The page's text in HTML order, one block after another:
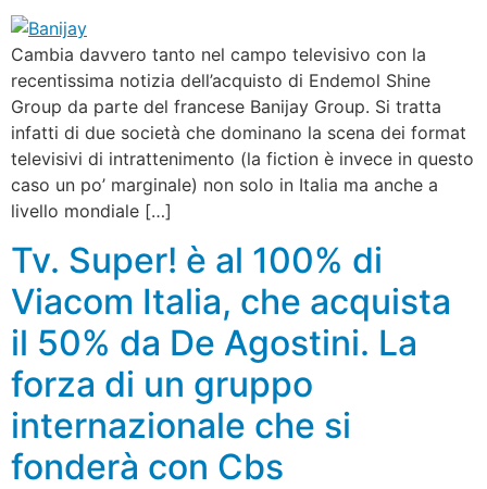
Cambia davvero tanto nel campo televisivo con la
recentissima notizia dell’acquisto di Endemol Shine
Group da parte del francese Banijay Group. Si tratta
infatti di due società che dominano la scena dei format
televisivi di intrattenimento (la fiction è invece in questo
caso un po’ marginale) non solo in Italia ma anche a
livello mondiale […]
Tv. Super! è al 100% di
Viacom Italia, che acquista
il 50% da De Agostini. La
forza di un gruppo
internazionale che si
fonderà con Cbs